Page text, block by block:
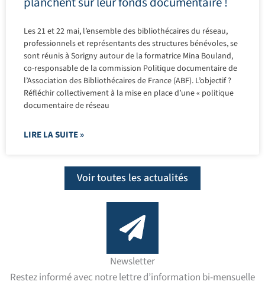
Les 21 et 22 mai, l’ensemble des bibliothécaires du réseau,
professionnels et représentants des structures bénévoles, se
sont réunis à Sorigny autour de la formatrice Mina Bouland,
co-responsable de la commission Politique documentaire de
l’Association des Bibliothécaires de France (ABF). L’objectif ?
Réfléchir collectivement à la mise en place d’une « politique
documentaire de réseau
LIRE LA SUITE »
Voir toutes les actualités
Newsletter
Restez informé avec notre lettre d’information bi-mensuelle